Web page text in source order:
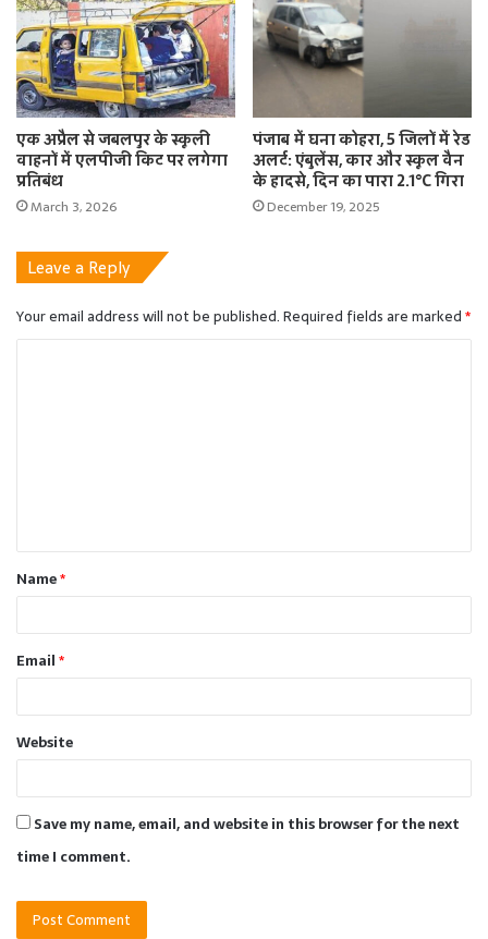
एक अप्रैल से जबलपुर के स्कूली
वाहनों में एलपीजी किट पर लगेगा
प्रतिबंध
March 3, 2026
पंजाब में घना कोहरा, 5 जिलों में रेड
अलर्ट: एंबुलेंस, कार और स्कूल वैन
के हादसे, दिन का पारा 2.1°C गिरा
December 19, 2025
Leave a Reply
Your email address will not be published.Required fields are marked*
t
*Name*
Email*
Website
Save my name, email, and website in this browser for the next
time I comment.